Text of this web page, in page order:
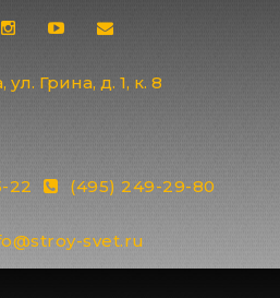
ул. Грина, д. 1, к. 8
22 (495) 249-29-80
svet.ru